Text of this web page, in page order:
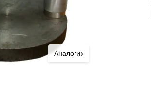
Аналоги›